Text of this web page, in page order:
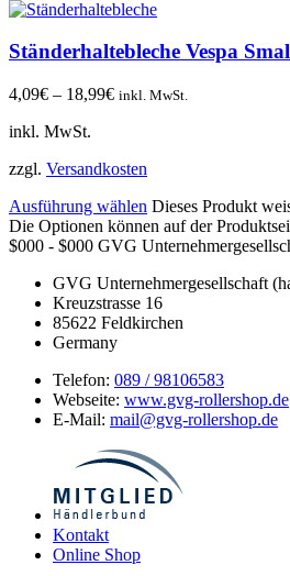
Ständerhaltebleche Vespa
4,09€ – 18,99€ inkl. MwSt.
inkl. MwSt.
zzgl. Versandkosten
Ausführung wählen Dieses Produkt
Die Optionen können auf der
$000 - $000 GVG
GVG Unternehmergesellschaft
Kreuzstrasse 16
85622 Feldkirchen
Germany
Telefon: 089 / 98106583
Webseite: www.gvg-rollershop.de
E-Mail: mail@gvg-rollershop.de
Kontakt
Online Shop